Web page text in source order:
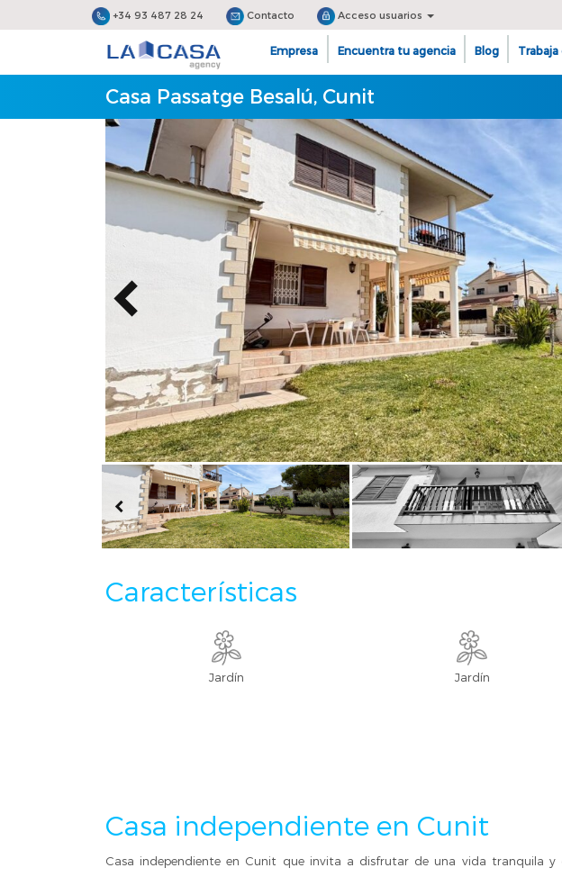
+34 93 487 28 24 Contacto Acceso usuarios
Empresa Encuentra tu agencia Blog
Casa Passatge Besalú, Cunit
Características
Jardín Jardín
Casa independiente en Cunit
Casa independiente en Cunit que invita a disfrutar de una vida tranquila y